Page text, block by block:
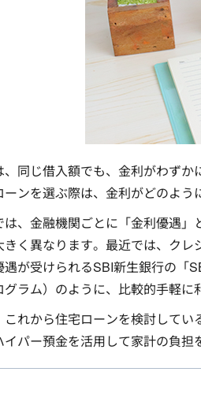
同じ借入額でも、金利がわず
ンを選ぶ際は、金利がどのよう
、金融機関ごとに「金利優遇
きく異なります。最近では、ク
遇が受けられるSBI新生銀行の「
ラム）のように、比較的手軽に
れから住宅ローンを検討して
パー預金を活用して家計の負担